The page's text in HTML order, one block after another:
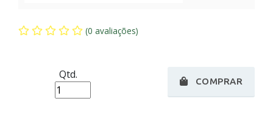
(0 avaliações)
Qtd.
COMPRAR